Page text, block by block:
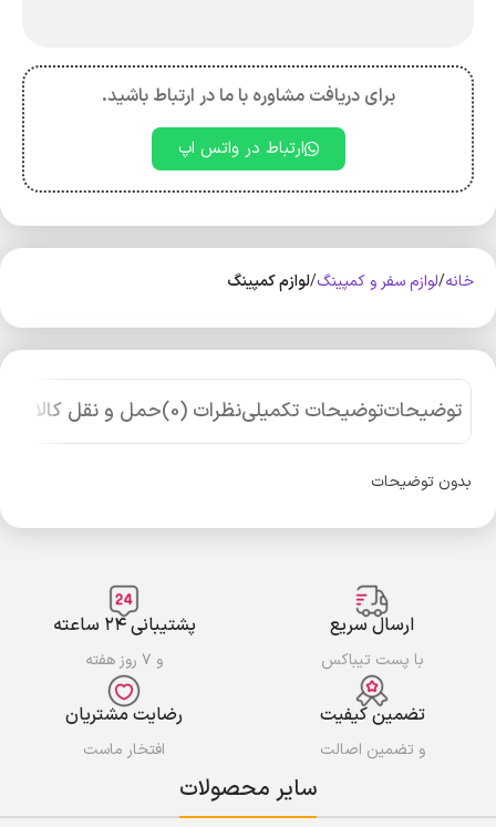
برای دریافت مشاوره با ما در ارتباط باشید.
ارتباط در واتس اپ
خانه لوازم سفر و کمپینگ لوازم کمپینگ
توضیحاتتوضیحات تکمیلینظرات (0) حمل و نقل کالا
بدون توضیحات
ارسال سریع
با پست تیباکس
پشتیبانی ۲۴ ساعته
و ۷ روز هفته
تضمین کیفیت
و تضمین اصالت
رضایت مشتریان
افتخار ماست
سایر محصولات